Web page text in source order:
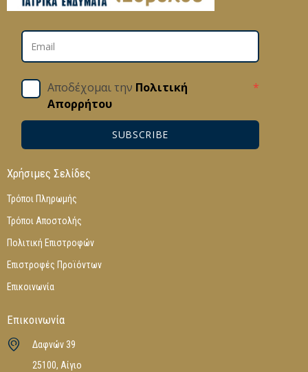
Αποδέχομαι την Πολιτική
Απορρήτου
*
SUBSCRIBE
Χρήσιμες Σελίδες
Τρόποι Πληρωμής
Τρόποι Αποστολής
Πολιτική Επιστροφών
Επιστροφές Προϊόντων
Επικοινωνία
Επικοινωνία
Δαφνών 39
25100, Αίγιο